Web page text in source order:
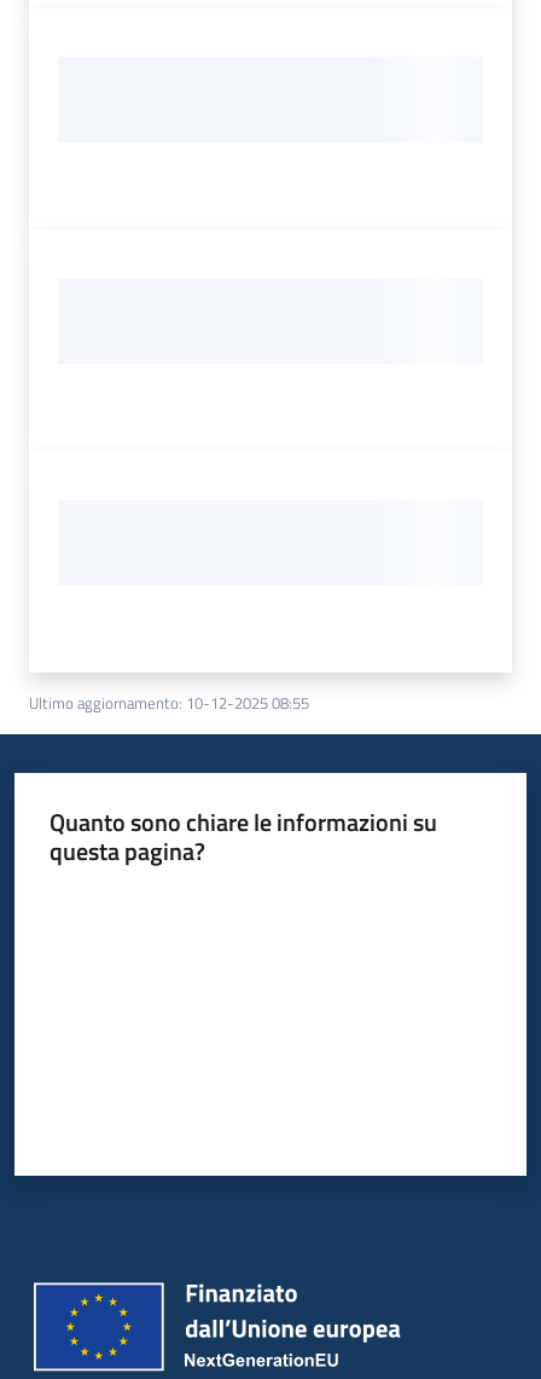
Ultimo aggiornamento: 10-12-2025 08:55
Quanto sono chiare le informazioni su
questa pagina?